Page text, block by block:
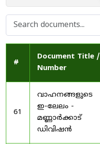
#
Document Title /
Number
61
വാഹനങ്ങളുടെ
ഇ-ലേലം -
മണ്ണാർക്കാട്
ഡിവിഷൻ